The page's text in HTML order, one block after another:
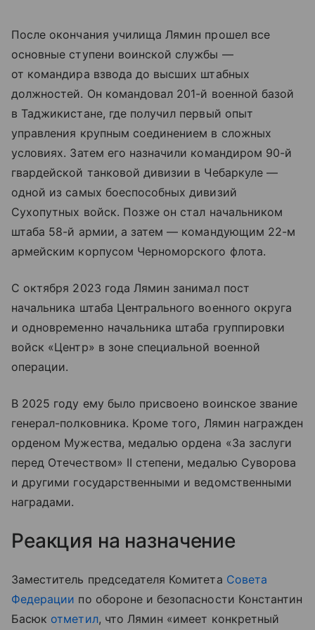
После окончания училища Лямин прошел все
основные ступени воинской службы —
от командира взвода до высших штабных
должностей. Он командовал 201-й военной базой
в Таджикистане, где получил первый опыт
управления крупным соединением в сложных
условиях. Затем его назначили командиром 90-й
гвардейской танковой дивизии в Чебаркуле —
одной из самых боеспособных дивизий
Сухопутных войск. Позже он стал начальником
штаба 58-й армии, а затем — командующим 22-м
армейским корпусом Черноморского флота.
С октября 2023 года Лямин занимал пост
начальника штаба Центрального военного округа
и одновременно начальника штаба группировки
войск «Центр» в зоне специальной военной
операции.
В 2025 году ему было присвоено воинское звание
генерал-полковника. Кроме того, Лямин награжден
орденом Мужества, медалью ордена «За заслуги
перед Отечеством» II степени, медалью Суворова
и другими государственными и ведомственными
наградами.
Реакция на назначение
Заместитель председателя Комитета Совета
Федерации по обороне и безопасности Константин
Басюк отметил, что Лямин «имеет конкретный